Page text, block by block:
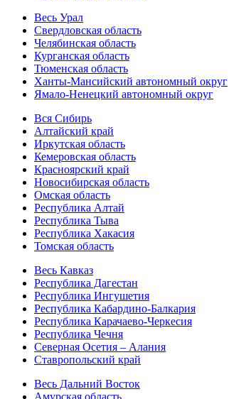
Весь Урал
Свердловская область
Челябинская область
Курганская область
Тюменская область
Ханты-Мансийский автономный округ
Ямало-Ненецкий автономный округ
Вся Сибирь
Алтайский край
Иркутская область
Кемеровская область
Красноярский край
Новосибирская область
Омская область
Республика Алтай
Республика Тыва
Республика Хакасия
Томская область
Весь Кавказ
Республика Дагестан
Республика Ингушетия
Республика Кабардино-Балкария
Республика Карачаево-Черкесия
Республика Чечня
Северная Осетия – Алания
Ставропольский край
Весь Дальний Восток
Амурская область